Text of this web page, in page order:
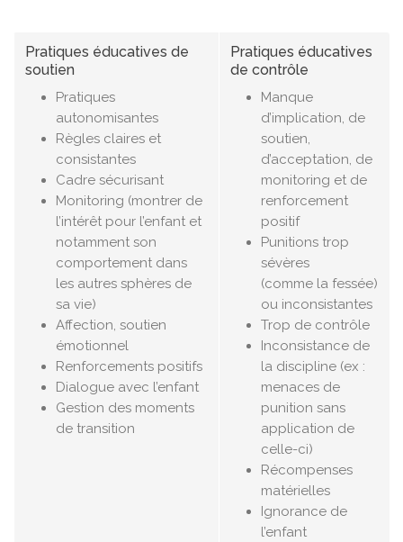
Pratiques éducatives de
soutien
Pratiques
autonomisantes
Règles claires et
consistantes
Cadre sécurisant
Monitoring (montrer de
l’intérêt pour l’enfant et
notamment son
comportement dans
les autres sphères de
sa vie)
Affection, soutien
émotionnel
Renforcements positifs
Dialogue avec l’enfant
Gestion des moments
de transition
Pratiques éducatives
de contrôle
Manque
d’implication, de
soutien,
d’acceptation, de
monitoring et de
renforcement
positif
Punitions trop
sévères
(comme la fessée)
ou inconsistantes
Trop de contrôle
Inconsistance de
la discipline (ex :
menaces de
punition sans
application de
celle-ci)
Récompenses
matérielles
Ignorance de
l’enfant